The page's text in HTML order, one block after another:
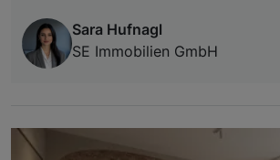
Sara Hufnagl
SE Immobilien GmbH